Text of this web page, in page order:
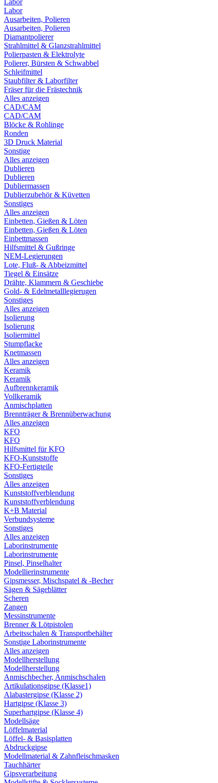
Labor
Labor
Ausarbeiten, Polieren
Ausarbeiten, Polieren
Diamantpolierer
Strahlmittel & Glanzstrahlmittel
Polierpasten & Elektrolyte
Polierer, Bürsten & Schwabbel
Schleifmittel
Staubfilter & Laborfilter
Fräser für die Frästechnik
Alles anzeigen
CAD/CAM
CAD/CAM
Blöcke & Rohlinge
Ronden
3D Druck Material
Sonstige
Alles anzeigen
Dublieren
Dublieren
Dubliermassen
Dublierzubehör & Küvetten
Sonstiges
Alles anzeigen
Einbetten, Gießen & Löten
Einbetten, Gießen & Löten
Einbettmassen
Hilfsmittel & Gußringe
NEM-Legierungen
Lote, Fluß- & Abbeizmittel
Tiegel & Einsätze
Drähte, Klammern & Geschiebe
Gold- & Edelmetalllegierugen
Sonstiges
Alles anzeigen
Isolierung
Isolierung
Isoliermittel
Stumpflacke
Knetmassen
Alles anzeigen
Keramik
Keramik
Aufbrennkeramik
Vollkeramik
Anmischplatten
Brennträger & Brennüberwachung
Alles anzeigen
KFO
KFO
Hilfsmittel für KFO
KFO-Kunststoffe
KFO-Fertigteile
Sonstiges
Alles anzeigen
Kunststoffverblendung
Kunststoffverblendung
K+B Material
Verbundsysteme
Sonstiges
Alles anzeigen
Laborinstrumente
Laborinstrumente
Pinsel, Pinselhalter
Modellierinstrumente
Gipsmesser, Mischspatel & -Becher
Sägen & Sägeblätter
Scheren
Zangen
Messinstrumente
Brenner & Lötpistolen
Arbeitsschalen & Transportbehälter
Sonstige Laborinstrumente
Alles anzeigen
Modellherstellung
Modellherstellung
Anmischbecher, Anmischschalen
Artikulationsgipse (Klasse1)
Alabastergipse (Klasse 2)
Hartgipse (Klasse 3)
Superhartgipse (Klasse 4)
Modellsäge
Löffelmaterial
Löffel- & Basisplatten
Abdruckgipse
Modellmaterial & Zahnfleischmasken
Tauchhärter
Gipsverarbeitung